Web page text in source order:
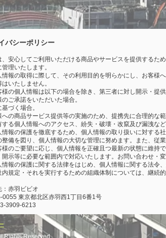
バシーポリシー
、安心してご利用いただける商品やサービスを提供するた
理いたします。
情報の取得に際して、その利用目的を明らかにし、お客
いたしません。
様の個人情報は以下の場合を除き、第三者に対し開示・提供
のご承諾をいただいた場合。
づく場合。
への商品サービス提供等の実施のため、提携先に合理的な範
する個人情報へのアクセス、紛失・破壊・改竄及び漏洩な
情報の保護を徹底するため、個人情報の取り扱いに対す
整備を図り、個人情報の大切な管理に努めます。また、従
様のご要望に応じ、個人情報を正確且つ最新の状態に維持
開示等に必要な範囲内で対応いたします。お問い合わせ・
情報の保護に関する法律をはじめ、個人情報に関する法
内規定・それを実行するための組織体制については、継続的
：赤羽ビビオ
0055 東京都北区赤羽西1丁目6番1号
3909-6213
Rights Reserved.